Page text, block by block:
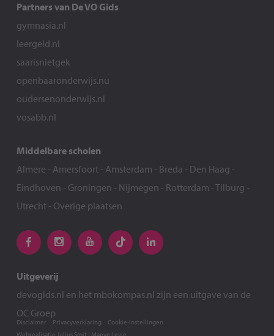
Partners van De VO Gids
gymnasia.nl
leergeld.nl
saarisnietgek
openbaaronderwijs.nu
oudersenonderwijs.nl
vosabb.nl
Middelbare scholen
Almere - Amersfoort- Amsterdam - Breda - Den Haag -
Eindhoven - Groningen - Nijmegen - Rotterdam -Tilburg -
Utrecht- Overige plaatsen
Uitgeverij
devogids.nl en het mbokompas.nl zijn een uitgave van de
OC Groep
Webrealisatie Julius Smit | Maeve Levie
Disclaimer Privacyverklaring Cookie-instellingen